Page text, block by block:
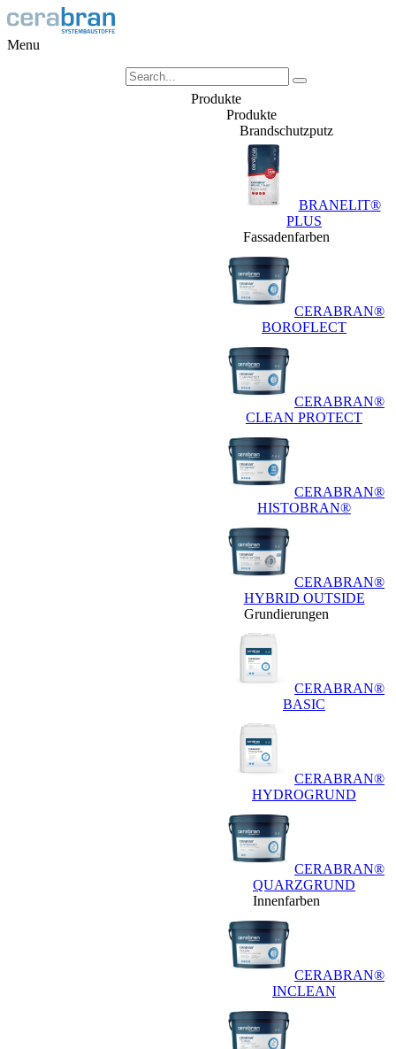
Menu
Produkte
Produkte
Brandschutzputz
BRANELIT®
PLUS
Fassadenfarben
CERABRAN®
BOROFLECT
CERABRAN®
CLEAN PROTECT
CERABRAN®
HISTOBRAN®
CERABRAN®
HYBRID OUTSIDE
Grundierungen
CERABRAN®
BASIC
CERABRAN®
HYDROGRUND
CERABRAN®
QUARZGRUND
Innenfarben
CERABRAN®
INCLEAN